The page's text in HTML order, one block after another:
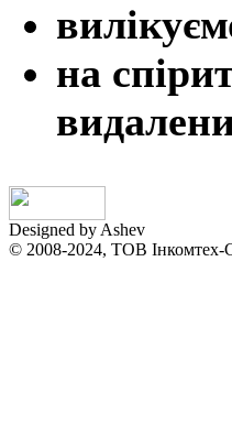
на
Designed by Ashev
© 2008-2024, ТОВ Інкомтех-